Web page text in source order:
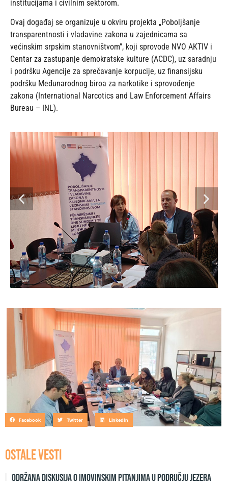
institucijama i civilnim sektorom.
Ovaj događaj se organizuje u okviru projekta „Pobolјšanje
transparentnosti i vladavine zakona u zajednicama sa
većinskim srpskim stanovništvom”, koji sprovode NVO AKTIV i
Centar za zastupanje demokratske kulture (ACDC), uz saradnju
i podršku Agencije za sprečavanje korpucije, uz finansijsku
podršku Međunarodnog biroa za narkotike i sprovođenje
zakona (International Narcotics and Law Enforcement Affairs
Bureau – INL).
Facebook Twitter LinkedIn
OSTALE VESTI
Održana diskusija o imovinskim pitanjima u području jezera